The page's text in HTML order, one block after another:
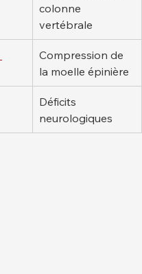
colonne
vertébrale
Compression de
la moelle épinière
Déficits
neurologiques